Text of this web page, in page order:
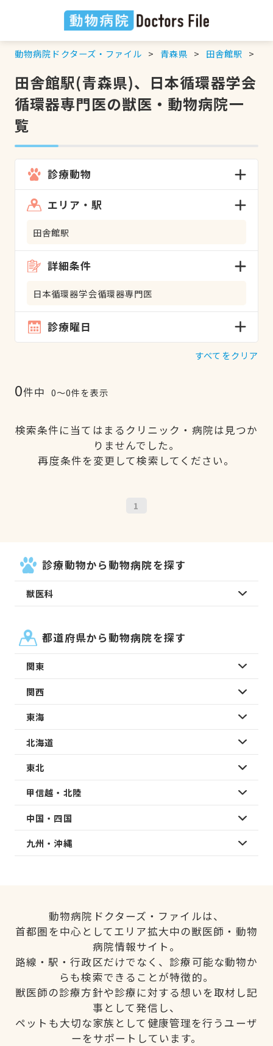
動物病院ドクターズ・ファイル 青森県 田舎館駅
田舎館駅(青森県)、日本循環器学会
循環器専門医の獣医・動物病院一
覧
診療動物
エリア・駅
田舎館駅
詳細条件
日本循環器学会循環器専門医
診療曜日
すべてをクリア
0件中 0〜0件を表示
検索条件に当てはまるクリニック・病院は見つか
りませんでした。
再度条件を変更して検索してください。
1
診療動物から動物病院を探す
獣医科
都道府県から動物病院を探す
関東
関西
東海
北海道
東北
甲信越・北陸
中国・四国
九州・沖縄
動物病院ドクターズ・ファイルは、
首都圏を中心としてエリア拡大中の獣医師・動物
病院情報サイト。
路線・駅・行政区だけでなく、診療可能な動物か
らも検索できることが特徴的。
獣医師の診療方針や診療に対する想いを取材し記
事として発信し、
ペットも大切な家族として健康管理を行うユーザ
ーをサポートしています。